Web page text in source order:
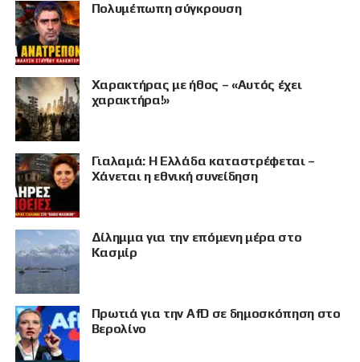
ΠΡΟΒΟΛΗ
Πολυμέπωπη σύγκρουση
Χαρακτήρας με ήθος – «Αυτός έχει
χαρακτήρα!»
Γιαλαμά: Η Ελλάδα καταστρέφεται –
Χάνεται η εθνική συνείδηση
Δίλημμα για την επόμενη μέρα στο
Κασμίρ
Πρωτιά για την AfD σε δημοσκόπηση στο
Βερολίνο